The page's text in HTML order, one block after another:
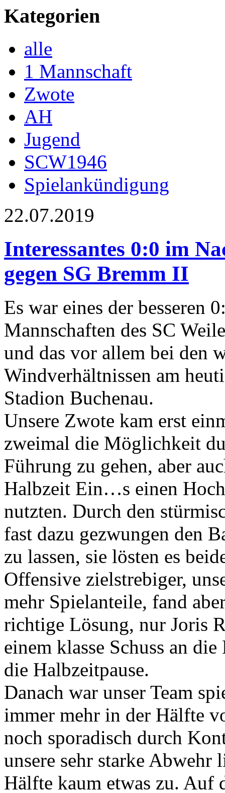
Kategorien
alle
1 Mannschaft
Zwote
AH
Jugend
SCW1946
Spielankündigung
22.07.2019
Interessantes 0:0 im
gegen SG Bremm II
Es war eines der besseren
Mannschaften des SC
und das vor allem bei den
Windverhältnissen am
Stadion Buchenau.
Unsere Zwote kam erst
zweimal die Möglichkeit
Führung zu gehen, aber
Halbzeit Ein…s einen
nutzten. Durch den
fast dazu gezwungen den
zu lassen, sie lösten es
Offensive zielstrebiger,
mehr Spielanteile, fand
richtige Lösung, nur Joris
einem klasse Schuss an
die Halbzeitpause.
Danach war unser Team
immer mehr in der Hälfte
noch sporadisch durch
unsere sehr starke Abwehr
Hälfte kaum etwas zu. Auf